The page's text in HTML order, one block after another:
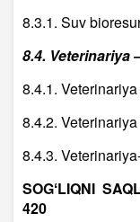
8.3.1. Suv
8.4. Veterinariya
8.4.1.
8.4.2.
8.4.3.
SOGʻLIQNI
420